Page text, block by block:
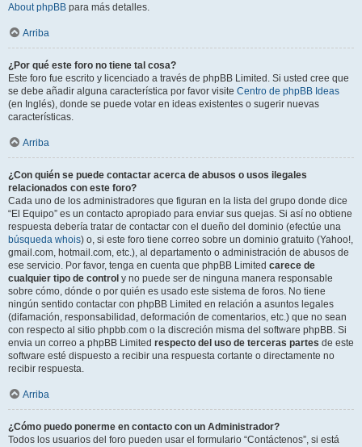
About phpBB para más detalles.
Arriba
¿Por qué este foro no tiene tal cosa?
Este foro fue escrito y licenciado a través de phpBB Limited. Si usted cree que
se debe añadir alguna característica por favor visite Centro de phpBB Ideas
(en Inglés), donde se puede votar en ideas existentes o sugerir nuevas
características.
Arriba
¿Con quién se puede contactar acerca de abusos o usos ilegales
relacionados con este foro?
Cada uno de los administradores que figuran en la lista del grupo donde dice
“El Equipo” es un contacto apropiado para enviar sus quejas. Si así no obtiene
respuesta debería tratar de contactar con el dueño del dominio (efectúe una
búsqueda whois) o, si este foro tiene correo sobre un dominio gratuito (Yahoo!,
gmail.com, hotmail.com, etc.), al departamento o administración de abusos de
ese servicio. Por favor, tenga en cuenta que phpBB Limited carece de
cualquier tipo de control y no puede ser de ninguna manera responsable
sobre cómo, dónde o por quién es usado este sistema de foros. No tiene
ningún sentido contactar con phpBB Limited en relación a asuntos legales
(difamación, responsabilidad, deformación de comentarios, etc.) que no sean
con respecto al sitio phpbb.com o la discreción misma del software phpBB. Si
envia un correo a phpBB Limited respecto del uso de terceras partes de este
software esté dispuesto a recibir una respuesta cortante o directamente no
recibir respuesta.
Arriba
¿Cómo puedo ponerme en contacto con un Administrador?
Todos los usuarios del foro pueden usar el formulario “Contáctenos”, si está